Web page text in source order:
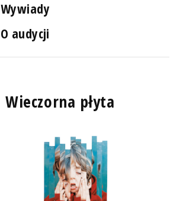
Wywiady
O audycji
Wieczorna płyta